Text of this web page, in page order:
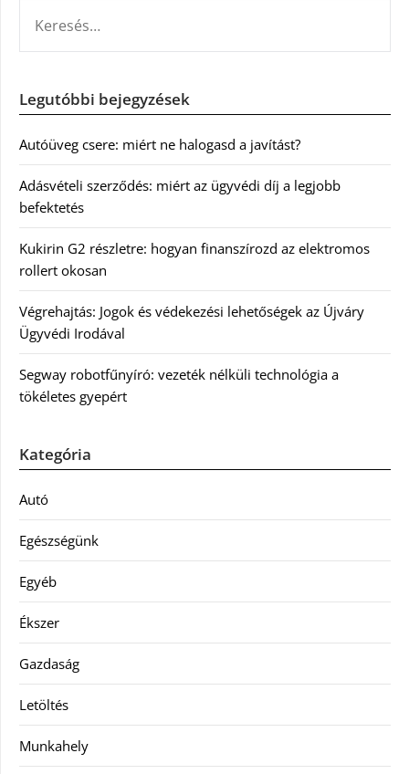
Legutóbbi bejegyzések
Autóüveg csere: miért ne halogasd a javítást?
Adásvételi szerződés: miért az ügyvédi díj a legjobb
befektetés
Kukirin G2 részletre: hogyan finanszírozd az elektromos
rollert okosan
Végrehajtás: Jogok és védekezési lehetőségek az Újváry
Ügyvédi Irodával
Segway robotfűnyíró: vezeték nélküli technológia a
tökéletes gyepért
Kategória
Autó
Egészségünk
Egyéb
Ékszer
Gazdaság
Letöltés
Munkahely